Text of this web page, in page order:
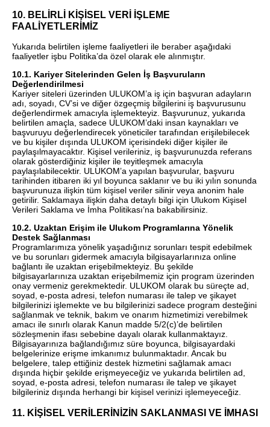
10. BELİRLİ KİŞİSEL VERİ İŞLEME
FAALİYETLERİMİZ
Yukarıda belirtilen işleme faaliyetleri ile beraber aşağıdaki
faaliyetler işbu Politika’da özel olarak ele alınmıştır.
10.1. Kariyer Sitelerinden Gelen İş Başvuruların
Değerlendirilmesi
Kariyer siteleri üzerinden ULUKOM’a iş için başvuran adayların
adı, soyadı, CV’si ve diğer özgeçmiş bilgilerini iş başvurusunu
değerlendirmek amacıyla işlemekteyiz. Başvurunuz, yukarıda
belirtilen amaçla, sadece ULUKOM’daki insan kaynakları ve
başvuruyu değerlendirecek yöneticiler tarafından erişilebilecek
ve bu kişiler dışında ULUKOM içerisindeki diğer kişiler ile
paylaşılmayacaktır. Kişisel verileriniz, iş başvurunuzda referans
olarak gösterdiğiniz kişiler ile teyitleşmek amacıyla
paylaşılabilecektir. ULUKOM’a yapılan başvurular, başvuru
tarihinden itibaren iki yıl boyunca saklanır ve bu iki yılın sonunda
başvurunuza ilişkin tüm kişisel veriler silinir veya anonim hale
getirilir. Saklamaya ilişkin daha detaylı bilgi için Ulukom Kişisel
Verileri Saklama ve İmha Politikası’na bakabilirsiniz.
10.2. Uzaktan Erişim ile Ulukom Programlarına Yönelik
Destek Sağlanması
Programlarımıza yönelik yaşadığınız sorunları tespit edebilmek
ve bu sorunları gidermek amacıyla bilgisayarlarınıza online
bağlantı ile uzaktan erişebilmekteyiz. Bu şekilde
bilgisayarlarınıza uzaktan erişebilmemiz için program üzerinden
onay vermeniz gerekmektedir. ULUKOM olarak bu süreçte ad,
soyad, e-posta adresi, telefon numarası ile talep ve şikayet
bilgilerinizi işlemekte ve bu bilgilerinizi sadece program desteğini
sağlanmak ve teknik, bakım ve onarım hizmetimizi verebilmek
amacı ile sınırlı olarak Kanun madde 5/2(c)’de belirtilen
sözleşmenin ifası sebebine dayalı olarak kullanmaktayız.
Bilgisayarınıza bağlandığımız süre boyunca, bilgisayardaki
belgelerinize erişme imkanımız bulunmaktadır. Ancak bu
belgelere, talep ettiğiniz destek hizmetini sağlamak amacı
dışında hiçbir şekilde erişmeyeceğiz ve yukarıda belirtilen ad,
soyad, e-posta adresi, telefon numarası ile talep ve şikayet
bilgileriniz dışında herhangi bir kişisel verinizi işlemeyeceğiz.
11. KİŞİSEL VERİLERİNİZİN SAKLANMASI VE İMHASI